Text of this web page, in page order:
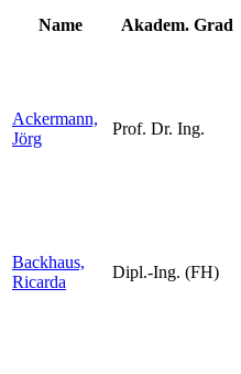
Name Akadem. Grad
Ackermann,
Jörg
Prof. Dr. Ing.
Backhaus,
Ricarda
Dipl.-Ing. (FH)